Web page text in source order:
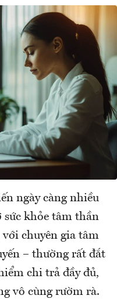
ngày càng nhiều
khỏe tâm thần
chuyên gia tâm
– thường rất đắt
chi trả đầy đủ,
vô cùng rườm rà.